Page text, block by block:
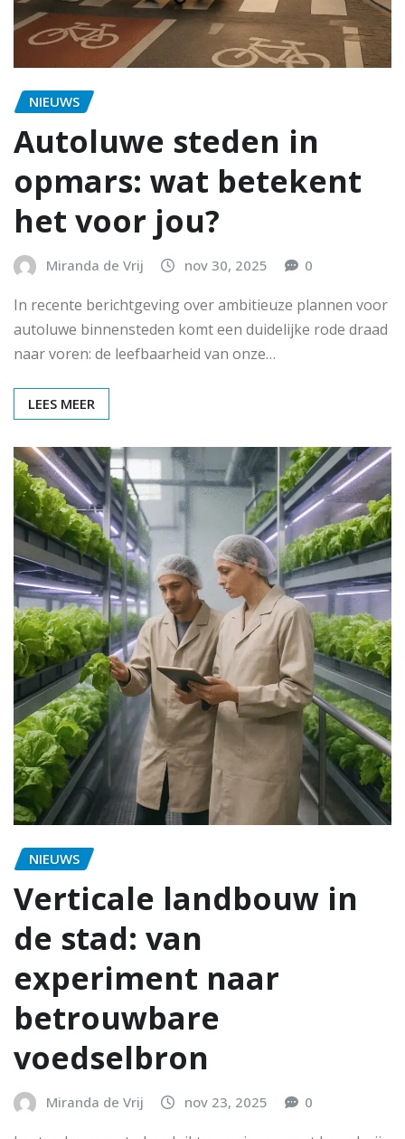
NIEUWS
Autoluwe steden in
opmars: wat betekent
het voor jou?
Miranda de Vrij nov 30, 2025 0
In recente berichtgeving over ambitieuze plannen voor
autoluwe binnensteden komt een duidelijke rode draad
naar voren: de leefbaarheid van onze…
LEES MEER
NIEUWS
Verticale landbouw in
de stad: van
experiment naar
betrouwbare
voedselbron
Miranda de Vrij nov 23, 2025 0